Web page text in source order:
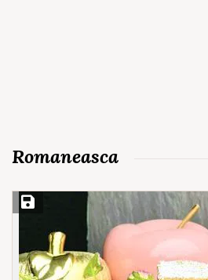
Romaneasca
Save Recipe